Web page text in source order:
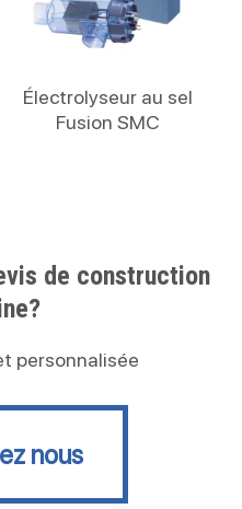
Électrolyseur au sel
Fusion SMC
de construction
personnalisée
nous